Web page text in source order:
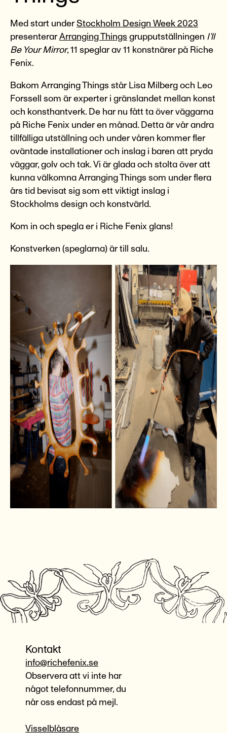
Med start underStockholm Design Week 2023
presenterarArranging Things grupputställningen I’ll
Be Your Mirror, 11 speglar av 11 konstnärer på Riche
Fenix.
Bakom Arranging Things står Lisa Milberg och Leo
Forssell som är experter i gränslandet mellan konst
och konsthantverk. De har nu fått ta över väggarna
på Riche Fenix under en månad. Detta är vår andra
tillfälliga utställning och under våren kommer fler
oväntade installationer och inslag i baren att pryda
väggar, golv och tak. Vi är glada och stolta över att
kunna välkomna Arranging Things som under flera
års tid bevisat sig som ett viktigt inslag i
Stockholms design och konstvärld.
Kom in och spegla er i Riche Fenix glans!
Konstverken (speglarna) är till salu.
Kontakt
info@richefenix.se
Observera att vi inte har
något telefonnummer, du
når oss endast på mejl.
Visselblåsare